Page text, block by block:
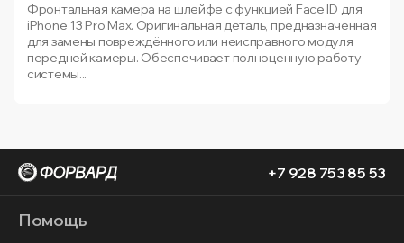
Фронтальная камера на шлейфе с функцией Face ID для
iPhone 13 Pro Max. Оригинальная деталь, предназначенная
для замены повреждённого или неисправного модуля
передней камеры. Обеспечивает полноценную работу
системы...
+7 928 753 85 53
Помощь